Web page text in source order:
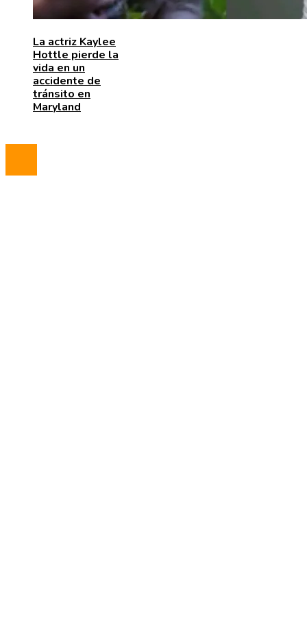
La actriz Kaylee
Hottle pierde la
vida en un
accidente de
tránsito en
Maryland